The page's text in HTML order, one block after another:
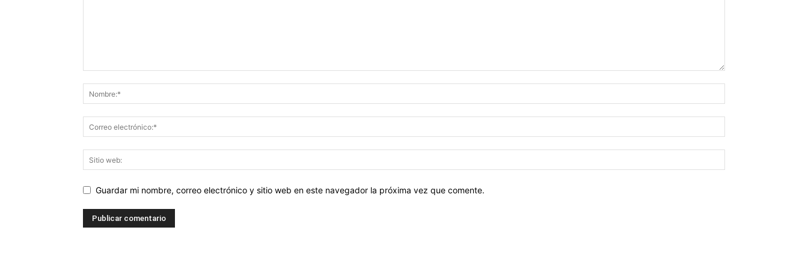
Guardar mi nombre, correo electrónico y sitio web en este navegador la próxima vez que comente.